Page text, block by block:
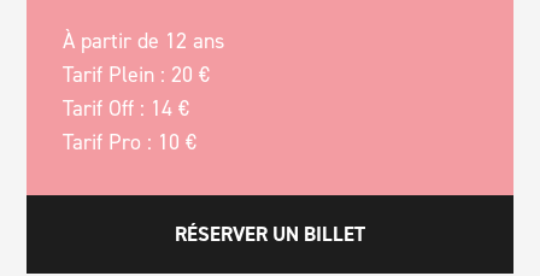
À partir de 12 ans
Tarif Plein : 20 €
Tarif Off : 14 €
Tarif Pro : 10 €
RÉSERVER UN BILLET